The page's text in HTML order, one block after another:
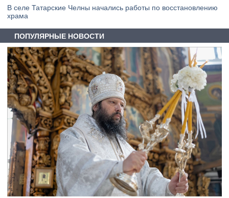
В селе Татарские Челны начались работы по восстановлению
храма
ПОПУЛЯРНЫЕ НОВОСТИ